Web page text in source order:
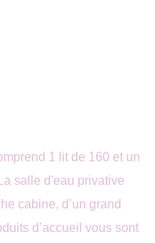
1 lit de 160 et un
salle d'eau privative
cabine, d’un grand
d’accueil vous sont